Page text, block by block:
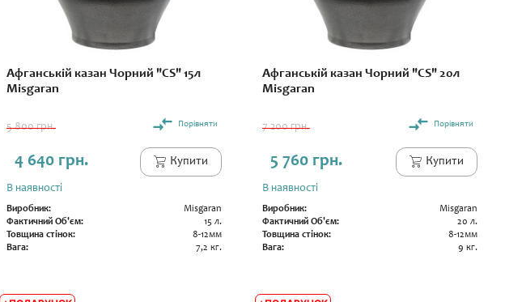
Афганській казан Чорний "CS" 15л
Misgaran
5 800 грн. Порівняти
4 640 грн. Купити
В наявності
Виробник:
Misgaran
Фактичний Об'єм:
15 л.
Товщина стінок:
8-12мм
Вага:
7,2 кг.
Афганській казан Чорний "CS" 20л
Misgaran
7 200 грн. Порівняти
5 760 грн. Купити
В наявності
Виробник:
Misgaran
Фактичний Об'єм:
20 л.
Товщина стінок:
8-12мм
Вага:
9 кг.